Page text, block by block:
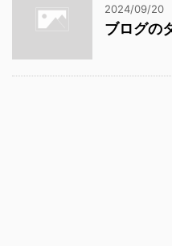
2024/09/20
ブログの